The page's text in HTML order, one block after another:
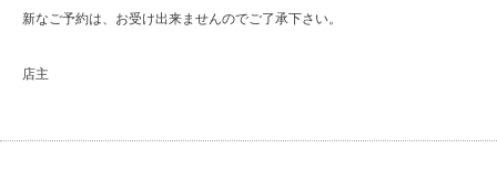
新なご予約は、お受け出来ませんのでご了承下さい。
店主